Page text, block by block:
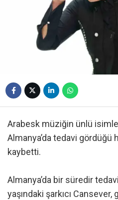
Arabesk müziğin ünlü
Almanya’da tedavi gördüğü
kaybetti.
Almanya’da bir süredir
yaşındaki şarkıcı